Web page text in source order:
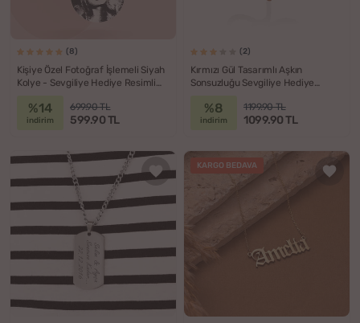
(8)
Kişiye Özel Fotoğraf İşlemeli Siyah
Kolye - Sevgiliye Hediye Resimli
%14
indirim
699.90 TL
599.90 TL
(2)
Kırmızı Gül Tasarımlı Aşkın
Sonsuzluğu Sevgiliye Hediye
%8
indirim
1199.90 TL
1099.90 TL
KARGO BEDAVA